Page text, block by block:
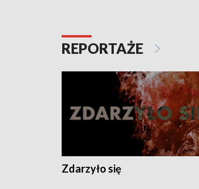
REPORTAŻE
Zdarzyło się